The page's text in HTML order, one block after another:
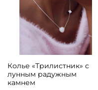
Колье «Трилистник» с
лунным радужным
камнем